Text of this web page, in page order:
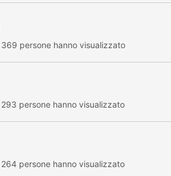
369 persone hanno visualizzato
293 persone hanno visualizzato
264 persone hanno visualizzato